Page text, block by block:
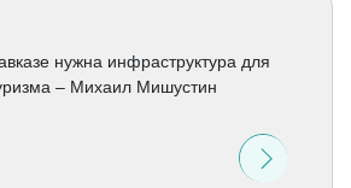
нужна инфраструктура для
– Михаил Мишустин